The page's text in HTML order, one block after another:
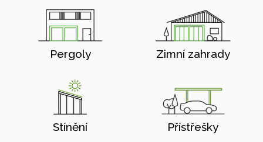
Pergoly Zimní zahrady
Stínění Přístřešky